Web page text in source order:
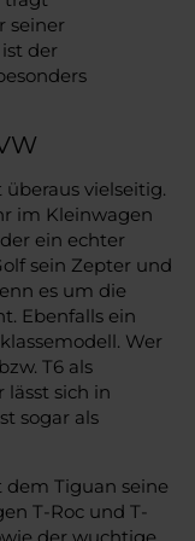
seiner
der
vielseitig.
im Kleinwagen
ein echter
sein Zepter und
es um die
Ebenfalls ein
Wer
T6 als
lässt sich in
sogar als
Tiguan seine
T-Roc und T-
der wuchtige